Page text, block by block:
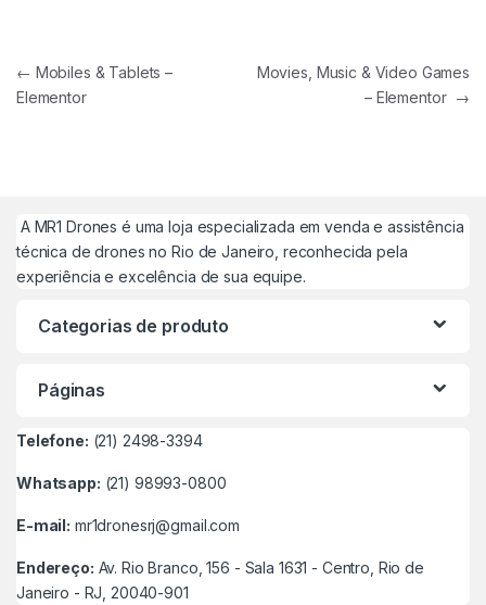
← Mobiles & Tablets –
Elementor
Movies, Music & Video Games
– Elementor →
A MR1 Drones é uma loja especializada em venda e assistência
técnica de drones no Rio de Janeiro, reconhecida pela
experiência e excelência de sua equipe.
Categorias de produto
Páginas
Telefone: (21) 2498-3394
Whatsapp: (21) 98993-0800
E-mail: mr1dronesrj@gmail.com
Endereço: Av. Rio Branco, 156 - Sala 1631 - Centro, Rio de
Janeiro - RJ, 20040-901